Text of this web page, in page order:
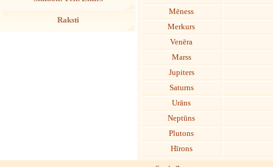
Raksti
Mēness
Merkurs
Venēra
Marss
Jupiters
Saturns
Urāns
Neptūns
Plutons
Hīrons